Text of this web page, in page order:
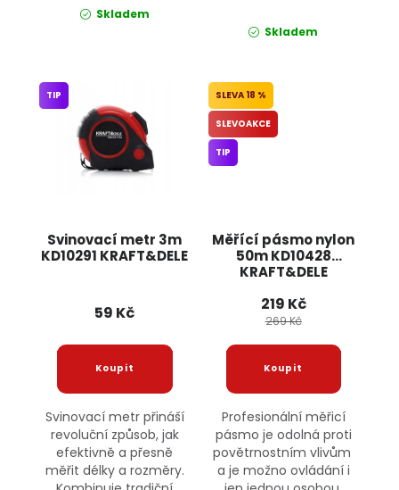
Skladem
Skladem
Svinovací metr 3m
KD10291 KRAFT&DELE
TIP
59 Kč
Svinovací metr přináší
revoluční způsob, jak
efektivně a přesně
měřit délky a rozměry.
Měřící pásmo nylon
50m KD10428
KRAFT&DELE
18 %
SLEVOAKCE
TIP
219 Kč
269 Kč
Profesionální měřicí
pásmo je odolná proti
povětrnostním vlivům
a je možno ovládání i